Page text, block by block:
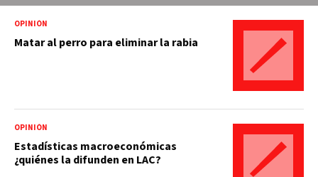
OPINIÓN
Matar al perro para eliminar la rabia
OPINIÓN
Estadísticas macroeconómicas
¿quiénes la difunden en LAC?